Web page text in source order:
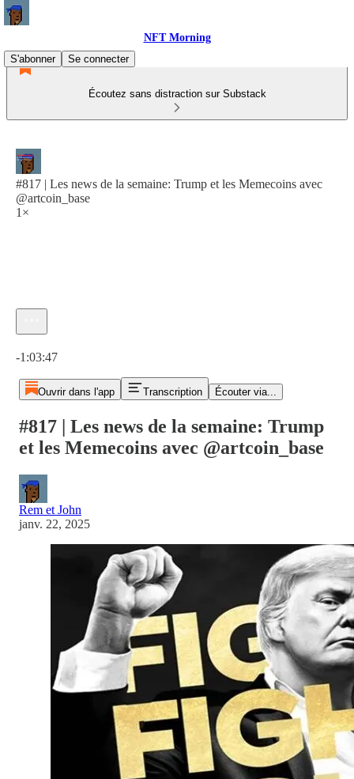
NFT Morning
S'abonner
Se connecter
Écoutez sans distraction sur Substack
#817 | Les news de la semaine: Trump et les Memecoins avec
@artcoin_base
1×
-1:03:47
Ouvrir dans l'app Transcription Écouter via...
#817 | Les news de la semaine: Trump
et les Memecoins avec @artcoin_base
Rem et John
janv. 22, 2025